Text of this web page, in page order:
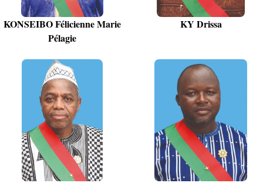
KONSEIBO Félicienne Marie
Pélagie
KY Drissa